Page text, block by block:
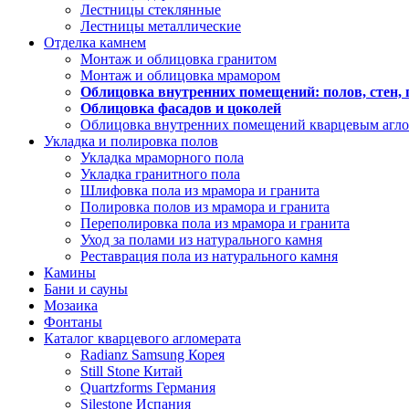
Лестницы стеклянные
Лестницы металлические
Отделка камнем
Монтаж и облицовка гранитом
Монтаж и облицовка мрамором
Облицовка внутренних помещений: полов, стен,
Облицовка фасадов и цоколей
Облицовка внутренних помещений кварцевым
Укладка и полировка полов
Укладка мраморного пола
Укладка гранитного пола
Шлифовка пола из мрамора и гранита
Полировка полов из мрамора и гранита
Переполировка пола из мрамора и гранита
Уход за полами из натурального камня
Реставрация пола из натурального камня
Камины
Бани и сауны
Мозаика
Фонтаны
Каталог кварцевого агломерата
Radianz Samsung Корея
Still Stone Китай
Quartzforms Германия
Silestone Испания